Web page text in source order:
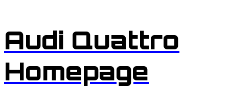
Inhalt
springen
Audi Quattro
Homepage